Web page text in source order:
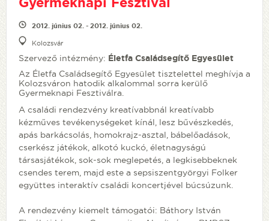
2012. június 02. - 2012. június 02.
Kolozsvár
Szervező intézmény: Életfa Családsegítő Egyesület
Az Életfa Családsegítő Egyesület tisztelettel meghívja a
Kolozsváron hatodik alkalommal sorra kerülő
Gyermeknapi Fesztiválra.
A családi rendezvény kreatívabbnál kreatívabb
kézműves tevékenységeket kínál, lesz bűvészkedés,
apás barkácsolás, homokrajz-asztal, bábelőadások,
cserkész játékok, alkotó kuckó, életnagyságú
társasjátékok, sok-sok meglepetés, a legkisebbeknek
csendes terem, majd este a sepsiszentgyörgyi Folker
együttes interaktív családi koncertjével búcsúzunk.
A rendezvény kiemelt támogatói: Báthory István